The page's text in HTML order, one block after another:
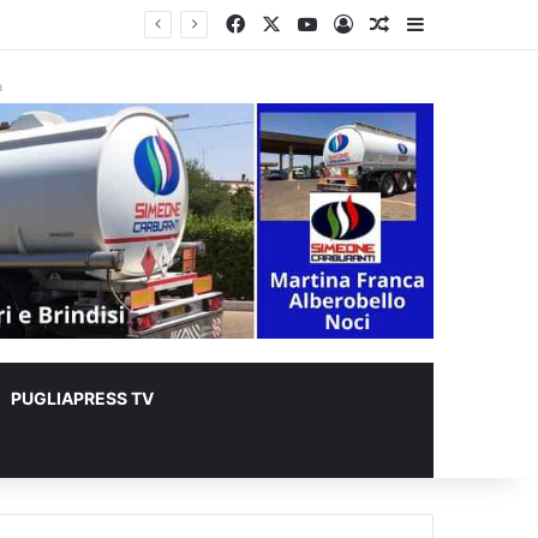
FacebookYou TubeAccediUn articolo a
PUGLIAPRESS TV